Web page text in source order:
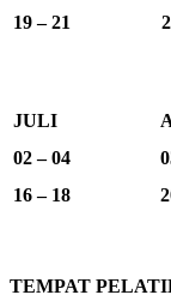
19 – 21
JULI
02 – 04
16 – 18
TEMPAT